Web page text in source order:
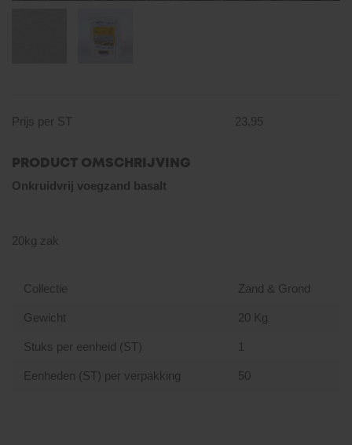
Prijs per ST 23,95
PRODUCT OMSCHRIJVING
Onkruidvrij voegzand basalt
20kg zak
Collectie Zand & Grond
Gewicht 20 Kg
Stuks per eenheid (ST) 1
Eenheden (ST) per verpakking 50